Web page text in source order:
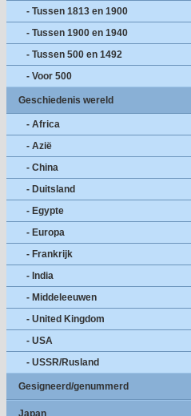
- Tussen 1813 en 1900
- Tussen 1900 en 1940
- Tussen 500 en 1492
- Voor 500
Geschiedenis wereld
- Africa
- Azië
- China
- Duitsland
- Egypte
- Europa
- Frankrijk
- India
- Middeleeuwen
- United Kingdom
- USA
- USSR/Rusland
Gesigneerd/genummerd
Japan